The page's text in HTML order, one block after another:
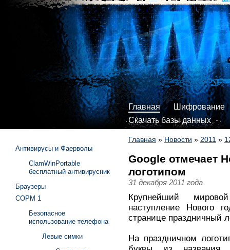
Главная
Шифрование
Скачать базы данных
Главная » Новости » 2011 »
Google отмечает
логотипом
31 декабря 2011 года
Крупнейший
наступление Нового
странице праздничный
На праздничном
Антивирусы и Фаерволы
ClamWinPortable
бесплатный антивирусник
Браузеры
СОРМ 1
Безопасное
использование телефона
Левые симки